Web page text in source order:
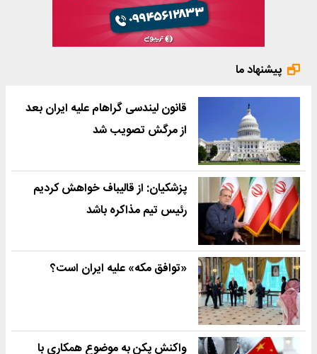
پیشنهاد ما
قانون لیندسی گراهام علیه ایران بعد
از مرگش تصویب شد
پزشکیان: از قالیباف خواهش کردیم
رئیس تیم مذاکره باشد
«توافق مکه» علیه ایران است؟
واکنش پکن به موضوع همکاری با